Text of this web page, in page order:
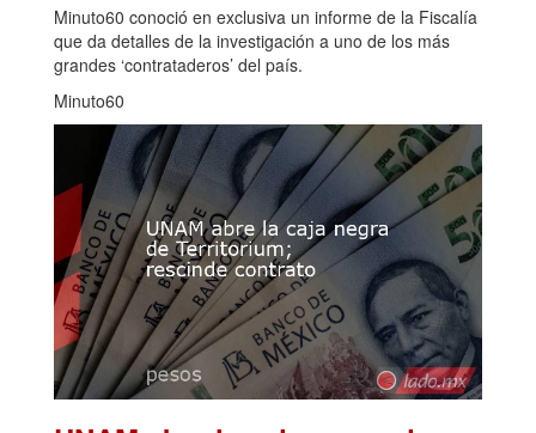
Minuto60 conoció en exclusiva un informe de la Fiscalía
que da detalles de la investigación a uno de los más
grandes ‘contrataderos’ del país.
Minuto60